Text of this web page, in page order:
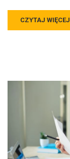
CZYTAJ WIĘCEJ